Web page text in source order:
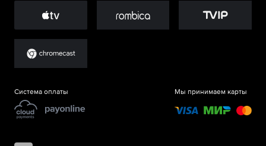
Система оплаты Мы принимаем карты